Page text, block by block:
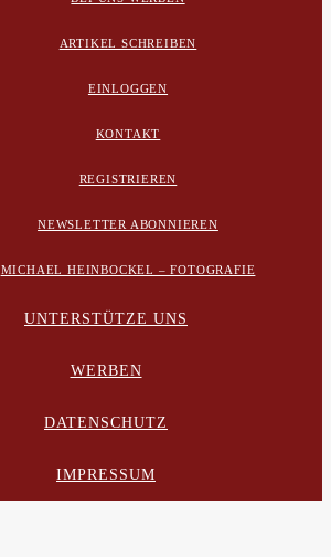
ARTIKEL SCHREIBEN
EINLOGGEN
KONTAKT
REGISTRIEREN
NEWSLETTER ABONNIEREN
MICHAEL HEINBOCKEL – FOTOGRAFIE
UNTERSTÜTZE UNS
WERBEN
DATENSCHUTZ
IMPRESSUM